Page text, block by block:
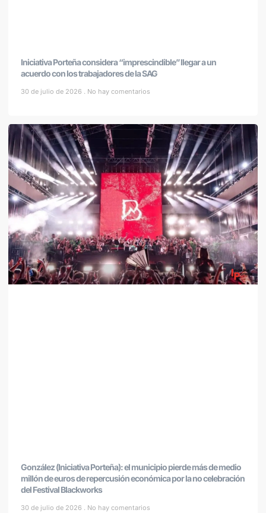
Iniciativa Porteña considera “imprescindible” llegar a un
acuerdo con los trabajadores de la SAG
30 de julio de 2026 No hay comentarios
González (Iniciativa Porteña): el municipio pierde más de medio
millón de euros de repercusión económica por la no celebración
del Festival Blackworks
30 de julio de 2026 No hay comentarios